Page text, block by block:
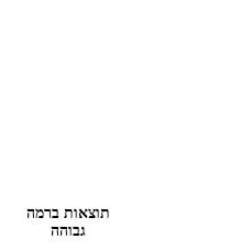
תוצאות ברמה
גבוהה